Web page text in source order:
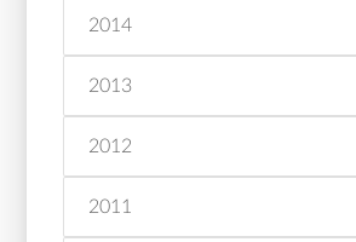
2014
2013
2012
2011